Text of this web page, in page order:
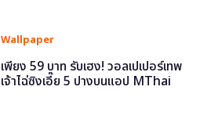
Wallpaper
เพียง 59 บาท รับเฮง! วอลเปเปอร์เทพ
เจ้าไฉ่ซิงเอี๊ย 5 ปางบนแอป MThai